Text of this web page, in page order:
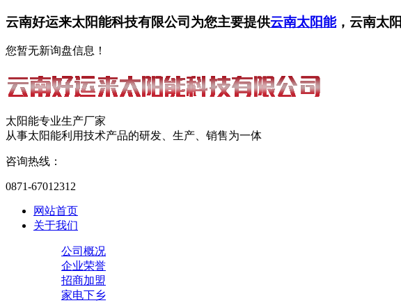
云南好运来太阳能科技有限公司为您主要提供云南太阳能，云南太
您暂无新询盘信息！
太阳能专业生产厂家
从事太阳能利用技术产品的研发、生产、销售为一体
咨询热线：
0871-67012312
网站首页
关于我们
公司概况
企业荣誉
招商加盟
家电下乡